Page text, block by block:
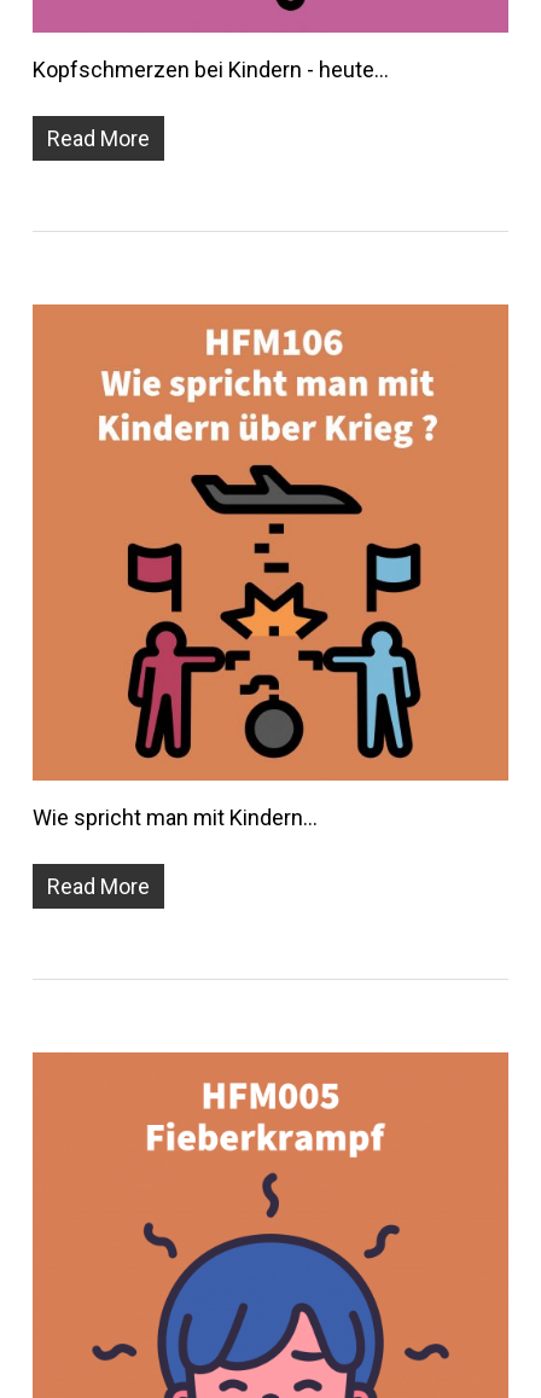
Kopfschmerzen bei Kindern - heute…
Read More
Wie spricht man mit Kindern…
Read More